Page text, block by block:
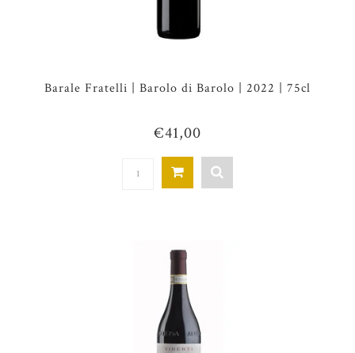
Barale Fratelli | Barolo di Barolo | 2022 | 75cl
€41,00